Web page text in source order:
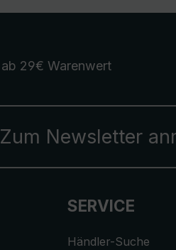
ab 29€ Warenwert
Zum Newsletter
SERVICE
Händler-Suche